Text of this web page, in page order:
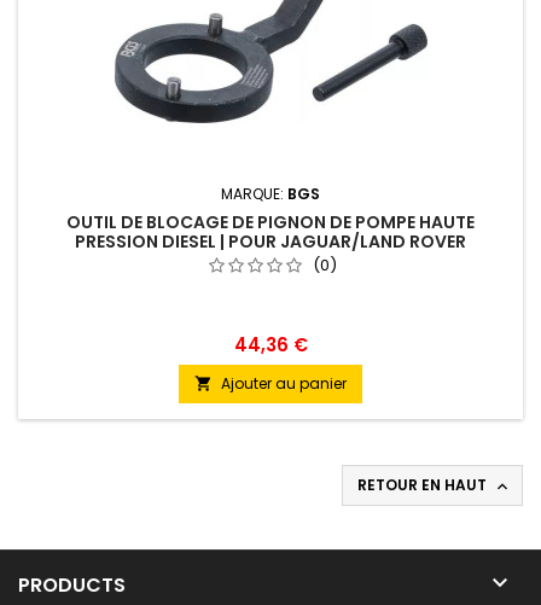
MARQUE: BGS
OUTIL DE BLOCAGE DE PIGNON DE POMPE HAUTE
PRESSION DIESEL | POUR JAGUAR/LAND ROVER
(0)
44,36 €
 Ajouter au panier
RETOUR EN HAUT 
PRODUCTS 